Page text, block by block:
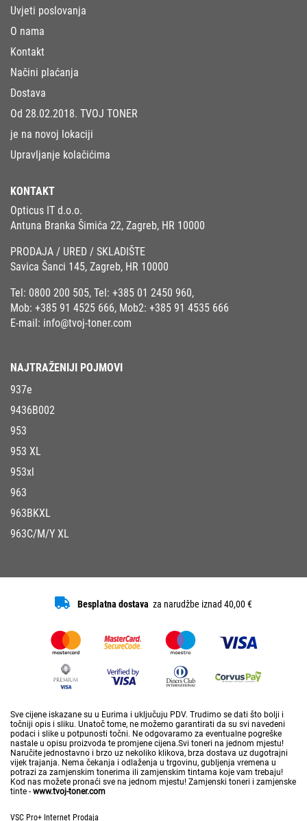
Uvjeti poslovanja
O nama
Kontakt
Načini plaćanja
Dostava
Od 28.02.2018. TVOJ TONER
je na novoj lokaciji
Upravljanje kolačićima
KONTAKT
Opticus IT d.o.o.
Antuna Branka Šimića 22, Zagreb, HR 10000
PRODAJA / URED / SKLADIŠTE
Savica Šanci 145, Zagreb, HR 10000
Tel: 0800 200 505, Tel: +385 01 2450 960,
Mob: +385 91 4525 666, Mob2: +385 91 4535 666
E-mail: info@tvoj-toner.com
NAJTRAŽENIJI POJMOVI
937e
9436B002
953
953 XL
953xl
963
963BKXL
963C/M/Y XL
Besplatna dostava za narudžbe iznad 40,00 €
Sve cijene iskazane su u Eurima i uključuju PDV. Trudimo se dati što bolji i
točniji opis i sliku. Unatoč tome, ne možemo garantirati da su svi navedeni
podaci i slike u potpunosti točni. Ne odgovaramo za eventualne pogreške
nastale u opisu proizvoda te promjene cijena.Svi toneri na jednom mjestu!
Naručite jednostavno i brzo uz nekoliko klikova, brza dostava uz dugotrajni
vijek trajanja. Nema čekanja i odlaženja u trgovinu, gubljenja vremena u
potrazi za zamjenskim tonerima ili zamjenskim tintama koje vam trebaju!
Kod nas možete pronaći sve na jednom mjestu! Zamjenski toneri i zamjenske
tinte - www.tvoj-toner.com
VSC Pro+ Internet Prodaja